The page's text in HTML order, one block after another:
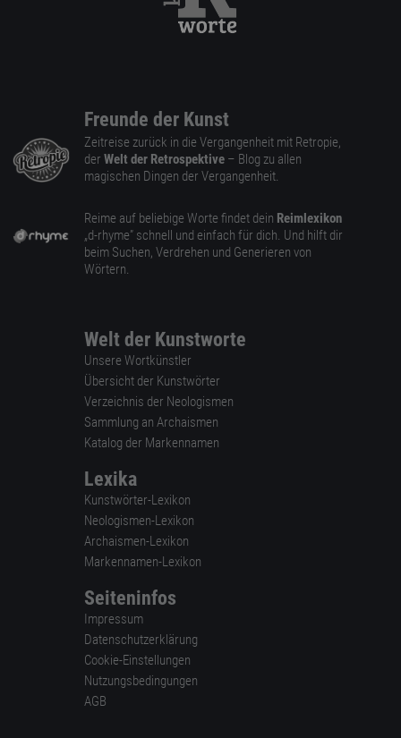
Freunde der Kunst
Zeitreise zurück in die Vergangenheit mit Retropie,
der Welt der Retrospektive – Blog zu allen
magischen Dingen der Vergangenheit.
Reime auf beliebige Worte findet dein Reimlexikon
„d-rhyme” schnell und einfach für dich. Und hilft dir
beim Suchen, Verdrehen und Generieren von
Wörtern.
Welt der Kunstworte
Unsere Wortkünstler
Übersicht der Kunstwörter
Verzeichnis der Neologismen
Sammlung an Archaismen
Katalog der Markennamen
Lexika
Kunstwörter-Lexikon
Neologismen-Lexikon
Archaismen-Lexikon
Markennamen-Lexikon
Seiteninfos
Impressum
Datenschutzerklärung
Cookie-Einstellungen
Nutzungsbedingungen
AGB